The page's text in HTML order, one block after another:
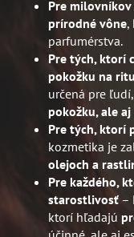
Pre
prírodné vône,
parfumérstva.
Pre tých, ktorí
pokožku na
určená pre
pokožku, ale
Pre tých, ktorí
kozmetika je
olejoch a
Pre každého,
starostlivosť –
ktorí hľadajú